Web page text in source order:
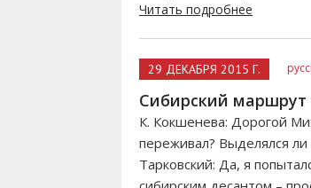
Читать подробнее
29 ДЕКАБРЯ 2015 Г.
Сибирский маршрут
К. Кокшенева: Дорогой
переживал? Выделялся
Тарковский: Да, я